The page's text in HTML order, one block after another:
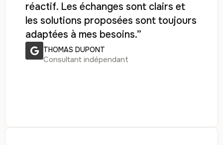
réactif. Les échanges sont clairs et
les solutions proposées sont toujours
adaptées à mes besoins.”
THOMAS DUPONT
Consultant indépendant